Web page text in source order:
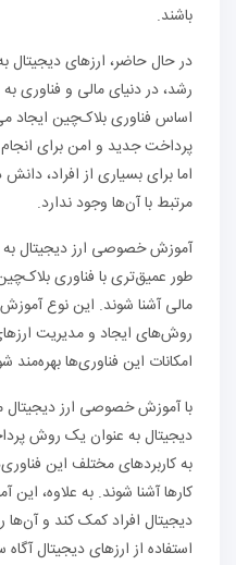
باشند.
در حال حاضر، ارزهای دیجیتال
رشد، در دنیای مالی و فناوری
اساس فناوری بلاک‌چین ایجاد
پرداخت جدید و امن برای
اما برای بسیاری از افراد،
مرتبط با آن‌ها وجود ندارد.
آموزش خصوصی ارز دیجیتال به
طور عمیق‌تری با فناوری
مالی آشنا شوند. این نوع
روش‌های ایجاد و مدیریت ارزهای
امکانات این فناوری‌ها بهره‌مند
با آموزش خصوصی ارز دیجیتال
دیجیتال به عنوان یک روش
به کاربردهای مختلف این
کارها آشنا شوند. به علاوه،
دیجیتال افراد کمک کند و آن‌ها
استفاده از ارزهای دیجیتال آگاه